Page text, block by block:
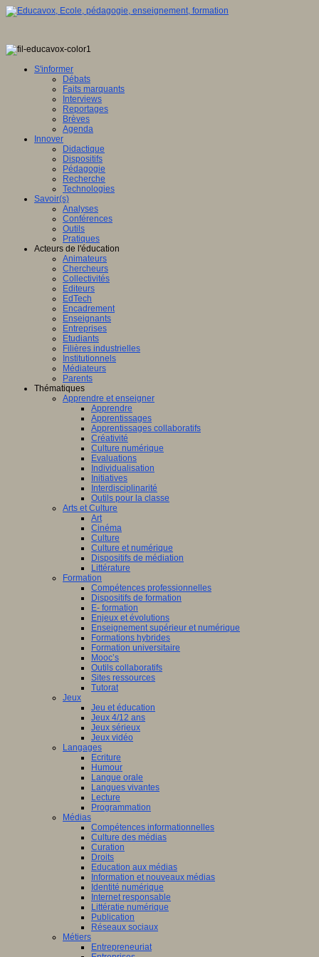
S'informer
Débats
Faits marquants
Interviews
Reportages
Brèves
Agenda
Innover
Didactique
Dispositifs
Pédagogie
Recherche
Technologies
Savoir(s)
Analyses
Conférences
Outils
Pratiques
Acteurs de l'éducation
Animateurs
Chercheurs
Collectivités
Editeurs
EdTech
Encadrement
Enseignants
Entreprises
Etudiants
Filières industrielles
Institutionnels
Médiateurs
Parents
Thématiques
Apprendre et enseigner
Apprendre
Apprentissages
Apprentissages collaboratifs
Créativité
Culture numérique
Evaluations
Individualisation
Initiatives
Interdisciplinarité
Outils pour la classe
Arts et Culture
Art
Cinéma
Culture
Culture et numérique
Dispositifs de médiation
Littérature
Formation
Compétences professionnelles
Dispositifs de formation
E- formation
Enjeux et évolutions
Enseignement supérieur et numérique
Formations hybrides
Formation universitaire
Mooc’s
Outils collaboratifs
Sites ressources
Tutorat
Jeux
Jeu et éducation
Jeux 4/12 ans
Jeux sérieux
Jeux vidéo
Langages
Ecriture
Humour
Langue orale
Langues vivantes
Lecture
Programmation
Médias
Compétences informationnelles
Culture des médias
Curation
Droits
Education aux médias
Information et nouveaux médias
Identité numérique
Internet responsable
Littératie numérique
Publication
Réseaux sociaux
Métiers
Entrepreneuriat